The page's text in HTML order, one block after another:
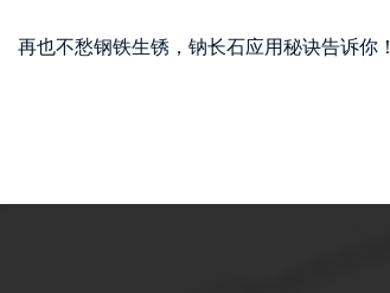
再也不愁钢铁生锈，钠长石应用秘诀告诉你！